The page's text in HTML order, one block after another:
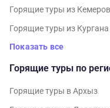
Горящие туры из
Горящие туры из
Показать все
Горящие туры по
Горящие туры в Архыз